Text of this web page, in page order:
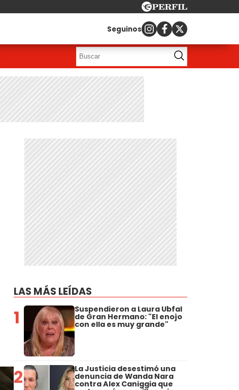
Seguinos
LAS MÁS LEÍDAS
1 Suspendieron a Laura Ubfal
de Gran Hermano: "El enojo
con ella es muy grande"
2 La Justicia desestimó una
denuncia de Wanda Nara
contra Alex Caniggia que